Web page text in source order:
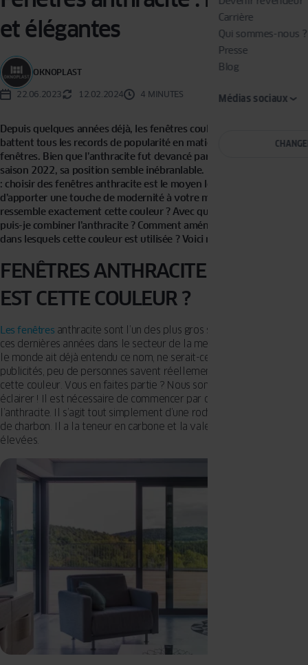
Carrière
Qui sommes-nous ?
Presse
Blog
Médias sociaux
et élégantes
OKNOPLAST
22.06.2023 12.02.2024 4 MINUTES
Depuis quelques années déjà, les fenêtres couleur anthracite
battent tous les records de popularité en matière de couleurs de
fenêtres. Bien que l’anthracite fut devancé par le blanc pour la
saison 2022, sa position semble inébranlable. Rien d’étonnant à cela
: choisir des fenêtres anthracite est le moyen le plus simple
d’apporter une touche de modernité à votre maison. À quoi
ressemble exactement cette couleur ? Avec quelles autres couleurs
puis-je combiner l’anthracite ? Comment aménager les intérieurs
dans lesquels cette couleur est utilisée ? Voici nos conseils !
FENÊTRES ANTHRACITE – QUELLE
EST CETTE COULEUR ?
Les fenêtres anthracite sont l’un des plus gros succès de vente de
ces dernières années dans le secteur de la menuiserie. Bien que tout
le monde ait déjà entendu ce nom, ne serait-ce que dans les
publicités, peu de personnes savent réellement à quoi ressemble
cette couleur. Vous en faites partie ? Nous sommes là pour vous
éclairer ! Il est nécessaire de commencer par définir ce qu’est
l’anthracite. Il s’agit tout simplement d’une roche qui est une variété
de charbon. Il a la teneur en carbone et la valeur calorifique les plus
élevées.